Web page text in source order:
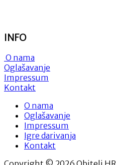
INFO
O nama
Oglašavanje
Impressum
Kontakt
O nama
Oglašavanje
Impressum
Igre darivanja
Kontakt